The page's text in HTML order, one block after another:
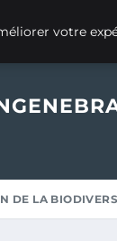
DE LA
votre